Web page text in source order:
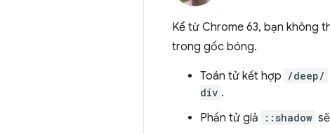
Kể từ Chrome 63, bạn không
trong gốc bóng.
Toán tử kết hợp /deep/
div .
Phần tử giả
::shadow